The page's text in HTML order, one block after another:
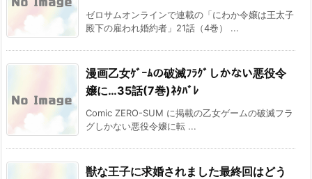
ゼロサムオンラインで連載の「にわか令嬢は王太子
殿下の雇われ婚約者」21話（4巻） ...
漫画乙女ｹﾞｰﾑの破滅ﾌﾗｸﾞしかない悪役令
嬢に…35話(7巻)ﾈﾀﾊﾞﾚ
Comic ZERO-SUM に掲載の乙女ゲームの破滅フラ
グしかない悪役令嬢に転 ...
獣な王子に求婚されました最終回はどう